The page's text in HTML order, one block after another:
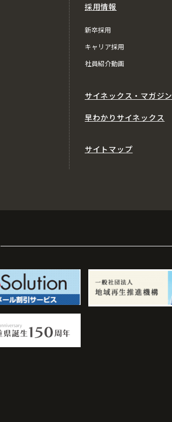
採用情報
新卒採用
キャリア採用
社員紹介動画
サイネックス・マガジン
早わかりサイネックス
サイトマップ